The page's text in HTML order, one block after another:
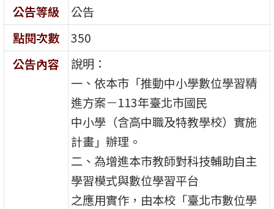
公告等級
公告
點閱次數
350
公告內容
說明：
一、依本市「推動中小學數位學習精
進方案－113年臺北市國民
中小學（含高中職及特教學校）實施
計畫」辦理。
二、為增進本市教師對科技輔助自主
學習模式與數位學習平台
之應用實作，由本校「臺北市數位學